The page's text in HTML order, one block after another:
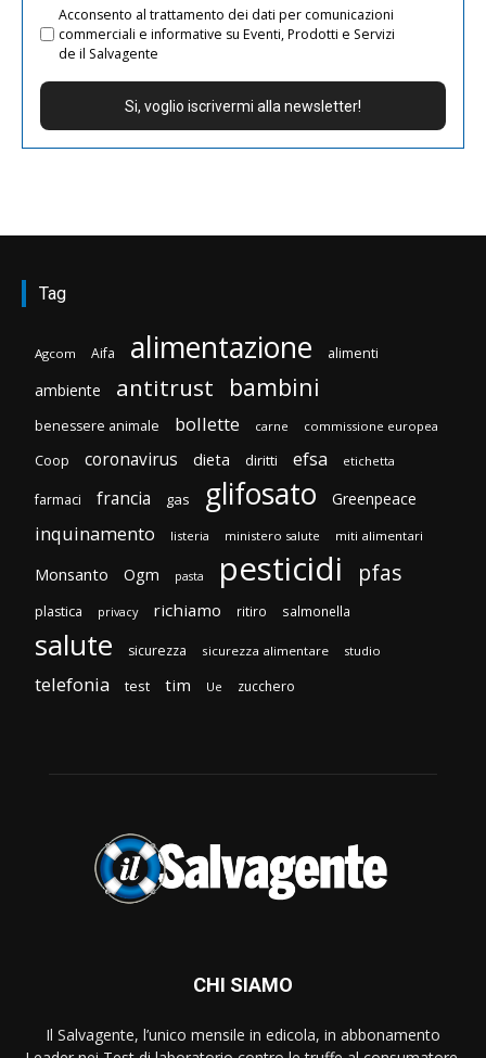
Acconsento al trattamento dei dati per comunicazioni
commerciali e informative su Eventi, Prodotti e Servizi
de il Salvagente
Tag
Agcom Aifa alimentazione alimenti
ambiente antitrust bambini
benessere animale bollette carne commissione europea
Coop coronavirus dieta diritti efsa etichetta
farmaci francia gas glifosato Greenpeace
inquinamento listeria ministero salute miti alimentari
Monsanto Ogm pasta pesticidi pfas
plastica privacy richiamo ritiro salmonella
salute sicurezza sicurezza alimentare studio
telefonia test tim Ue zucchero
CHI SIAMO
Il Salvagente, l’unico mensile in edicola, in abbonamento